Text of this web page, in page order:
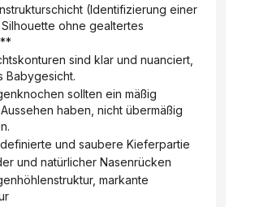
ohne gealtertes
Babygesicht.
haben, nicht übermäßig
und saubere Kieferpartie
und natürlicher Nasenrücken